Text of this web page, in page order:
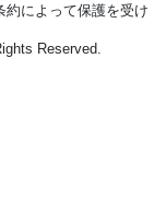
約によって保護を受け
Reserved.